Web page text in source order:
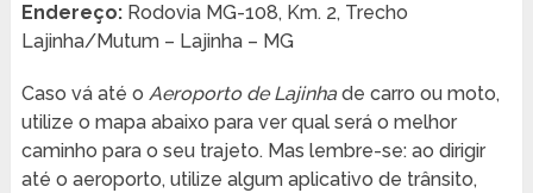
Endereço:Rodovia MG-108, Km. 2, Trecho
Lajinha/Mutum – Lajinha – MG
Caso vá até o Aeroporto de Lajinhade carro ou moto,
utilize o mapa abaixo para ver qual será o melhor
caminho para o seu trajeto. Mas lembre-se: ao dirigir
até o aeroporto, utilize algum aplicativo de trânsito,